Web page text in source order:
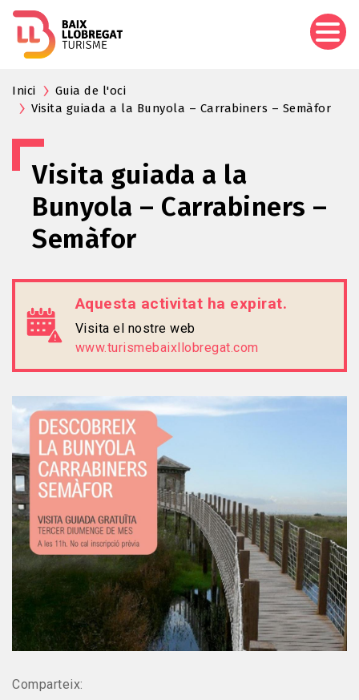
Inici
Guia de l'oci
Visita guiada a la Bunyola – Carrabiners – Semàfor
Visita guiada a la
Bunyola – Carrabiners –
Semàfor
Aquesta activitat ha expirat.
Visita el nostre web
www.turismebaixllobregat.com
Comparteix: